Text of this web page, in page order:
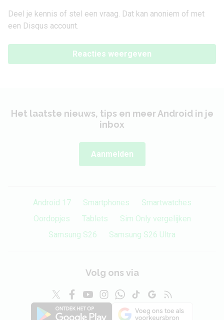
Deel je kennis of stel een vraag. Dat kan anoniem of met
een Disqus account.
Reacties weergeven
Het laatste nieuws, tips en meer Android in je
inbox
Aanmelden
Android 17 Smartphones
Smartwatches
Oordopjes
Tablets
Sim Only vergelijken
Samsung S26
Samsung S26 Ultra
Volg ons via